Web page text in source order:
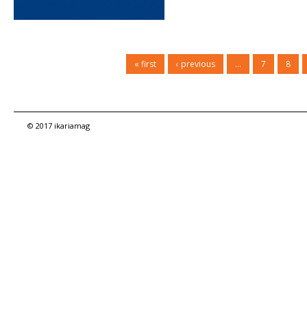
« first ‹ previous … 7 8
© 2017 ikariamag